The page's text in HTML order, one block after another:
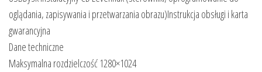
oglądania, zapisywania i przetwarzania obrazu)Instrukcja obsługi i karta
gwarancyjna
Dane techniczne
Maksymalna rozdzielczość 1280×1024